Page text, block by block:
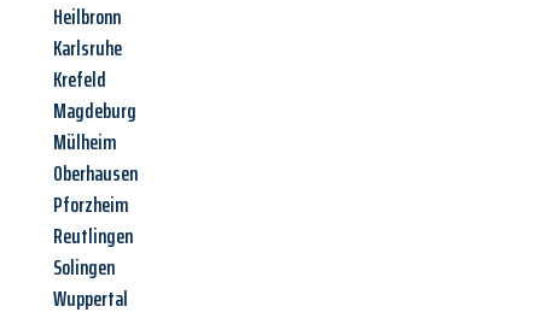
Heilbronn
Karlsruhe
Krefeld
Magdeburg
Mülheim
Oberhausen
Pforzheim
Reutlingen
Solingen
Wuppertal